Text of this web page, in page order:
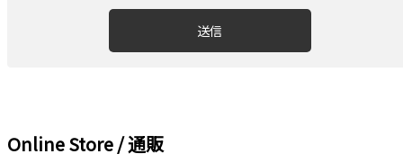
Online Store / 通販